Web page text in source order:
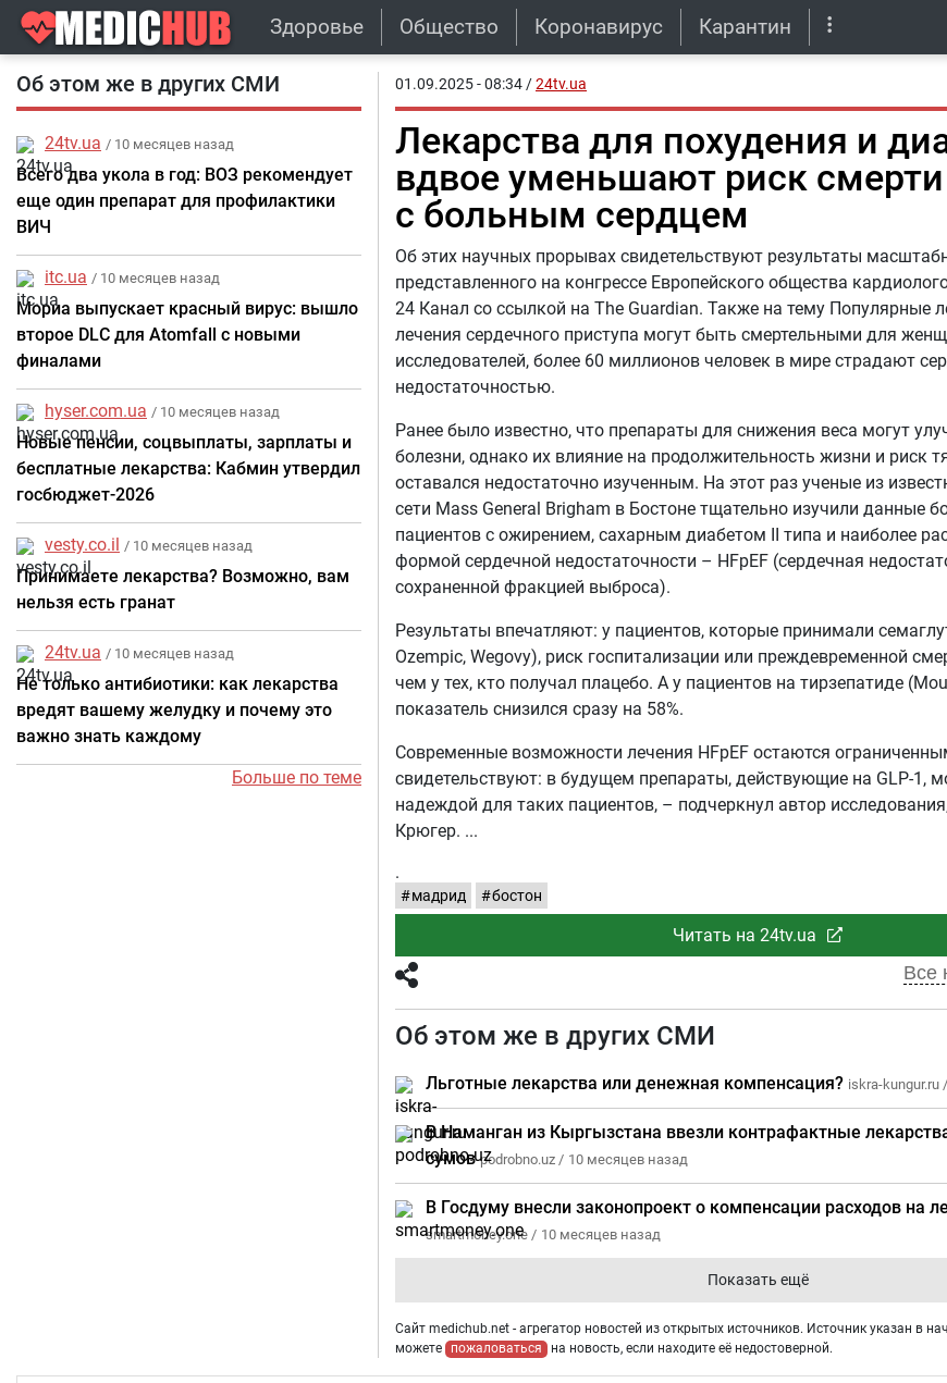
Здоровье Общество Коронавирус Карантин
Об этом же в других СМИ
24tv.ua / 10 месяцев назад
Всего два укола в год: ВОЗ рекомендует
еще один препарат для профилактики
ВИЧ
itc.ua / 10 месяцев назад
Мориа выпускает красный вирус: вышло
второе DLC для Atomfall с новыми
финалами
hyser.com.ua / 10 месяцев назад
Новые пенсии, соцвыплаты, зарплаты и
бесплатные лекарства: Кабмин утвердил
госбюджет-2026
vesty.co.il / 10 месяцев назад
Принимаете лекарства? Возможно, вам
нельзя есть гранат
24tv.ua / 10 месяцев назад
Не только антибиотики: как лекарства
вредят вашему желудку и почему это
важно знать каждому
Больше по теме
01.09.2025 - 08:34 /24tv.ua
Лекарства для похудения и
вдвое уменьшают риск
с больным сердцем
Об этих научных прорывах свидетельствуют результаты
представленного на конгрессе Европейского общества
24 Канал со ссылкой на The Guardian. Также на тему Популярные
лечения сердечного приступа могут быть смертельными для
исследователей, более 60 миллионов человек в мире страдают
недостаточностью.
Ранее было известно, что препараты для снижения веса могут
болезни, однако их влияние на продолжительность жизни и риск
оставался недостаточно изученным. На этот раз ученые из
сети Mass General Brigham в Бостоне тщательно изучили данные
пациентов с ожирением, сахарным диабетом II типа и наиболее
формой сердечной недостаточности – HFpEF (сердечная
сохраненной фракцией выброса).
Результаты впечатляют: у пациентов, которые принимали
Ozempic, Wegovy), риск госпитализации или преждевременной
чем у тех, кто получал плацебо. А у пациентов на тирзепатиде
показатель снизился сразу на 58%.
Современные возможности лечения HFpEF остаются
свидетельствуют: в будущем препараты, действующие на GLP-1,
надеждой для таких пациентов, – подчеркнул автор
Крюгер.
.
мадрид бостон
Читать на 24tv.ua
Все
Об этом же в других СМИ
Льготные лекарства или денежная компенсация? iskra-kungur.ru /
В Наманган из Кыргызстана ввезли контрафактные
сумовpodrobno.uz / 10 месяцев назад
В Госдуму внесли законопроект о компенсации расходов на
smartmoney.one / 10 месяцев назад
Показать ещё
Сайт medichub.net - агрегатор новостей из открытых источников. Источник указан в
можете
пожаловаться на новость, если находите её недостоверной.